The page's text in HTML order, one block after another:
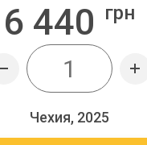
6 440 грн
Чехия, 2025